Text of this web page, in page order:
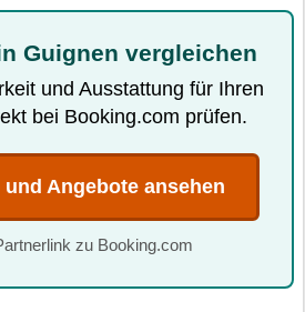
Guignen vergleichen
und Ausstattung für Ihren
bei Booking.com prüfen.
Angebote ansehen
zu Booking.com